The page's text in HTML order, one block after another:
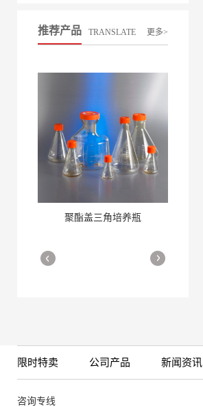
推荐产品 TRANSLATE 更多>
聚酯盖三角培养瓶
细胞培养瓶
More
限时特卖 公司产品 新闻资讯
咨询专线